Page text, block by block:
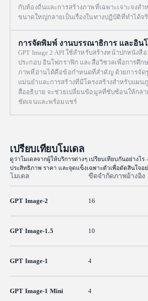
กับท้องถิ่นและการสร้างภาพที่เฉพาะเจาะจงส
ขนาดใหญ่กลายเป็นเรื่องในทางปฏิบัติที่ทำได้จ
การจัดพิมพ์ งานบรรณาธิการ และอิน
GPT Image 2 API ใช้สำหรับสร้างหน้าปกหนัง
ประกอบ อินโฟกราฟิก และสื่อวิชวลเพื่อการศึก
ภาพที่อ่านได้คือข้อกำหนดที่สำคัญ ด้วยการจัด
แม่นยำและการสร้างที่มีโครงสร้างสำหรับแผน
สื่ออธิบาย จะช่วยเปลี่ยนข้อมูลที่ซับซ้อนให้กลา
ชัดเจนและพร้อมแชร์
เปรียบเทียบโมเดล
ดูว่าโมเดลจากผู้ให้บริการต่างๆ เปรียบเทียบกันอย่างไร
ประสิทธิภาพ ราคา และจุดแข็งเฉพาะตัวเพื่อตัดสินใจอ
โมเดล ขีดจำกัดภาพอ้างอิง
GPT Image-2 16
GPT Image-1.5 10
GPT Image-1 4
GPT Image-1 Mini 4